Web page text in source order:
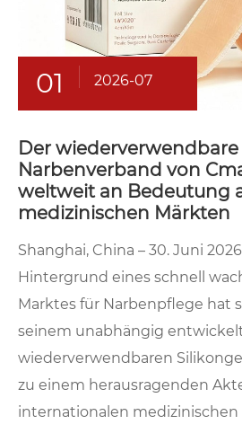
01 2026-07
Der
Narbenverband von
weltweit an Bedeutung
medizinischen Märkten
Shanghai, China – 30. Juni
Hintergrund eines schnell
Marktes für Narbenpflege hat
seinem unabhängig
wiederverwendbaren
zu einem herausragenden
internationalen